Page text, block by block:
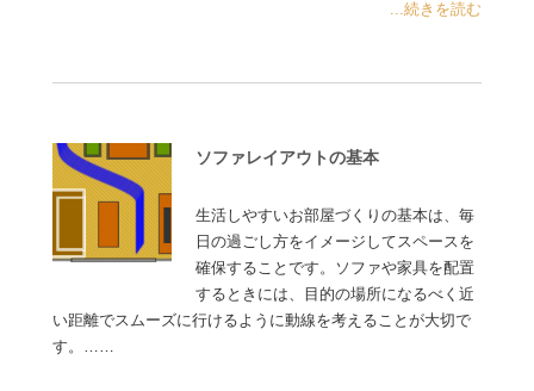
...続きを読む
ソファレイアウトの基本
生活しやすいお部屋づくりの基本は、毎
日の過ごし方をイメージしてスペースを
確保することです。ソファや家具を配置
するときには、目的の場所になるべく近
い距離でスムーズに行けるように動線を考えることが大切で
す。……